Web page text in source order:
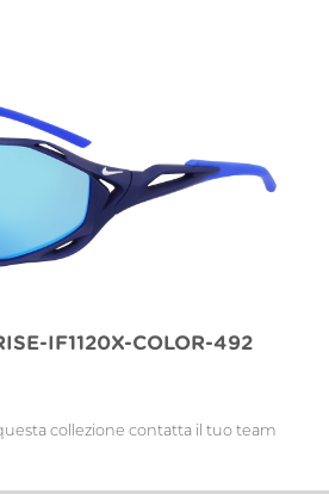
IF1120X-COLOR-492
collezione contatta il tuo team